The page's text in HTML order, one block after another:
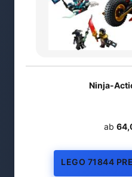
Ninja-
ab
LEGO 71844